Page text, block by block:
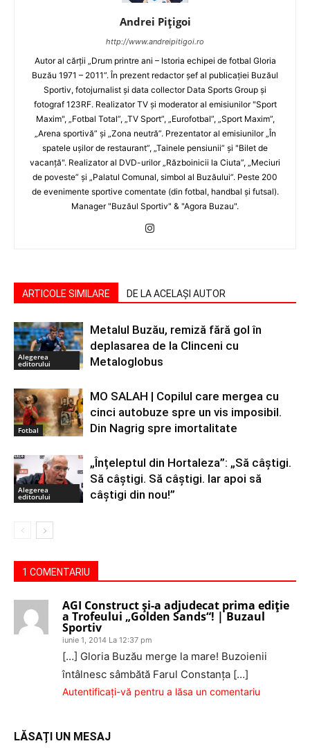
Andrei Pițigoi
http://www.andreipitigoi.ro
Autor al cărţii „Drum printre ani – Istoria echipei de fotbal Gloria
Buzău 1971 – 2011”. În prezent redactor şef al publicaţiei Buzăul
Sportiv, fotojurnalist şi data collector Data Sports Group şi
fotograf 123RF. Realizator TV şi moderator al emisiunilor "Sport
Maxim", „Fotbal Total”, „TV Sport”, „Eurofotbal”, „Sport Maxim”,
„Arena sportivă” şi „Zona neutră”. Prezentator al emisiunilor „În
spatele uşilor de restaurant”, „Tainele pensiunii” şi "Bilet de
vacanţă". Realizator al DVD-urilor „Războinicii la Ciuta”, „Meciuri
de poveste” şi „Palatul Comunal, simbol al Buzăului”. Peste 200
de evenimente sportive comentate (din fotbal, handbal şi futsal).
Manager "Buzăul Sportiv" & "Agora Buzau".
ARTICOLE SIMILARE DE LA ACELAȘI AUTOR
Alegerea
editorului
Metalul Buzău, remiză fără gol în
deplasarea de la Clinceni cu
Metaloglobus
Fotbal
MO SALAH | Copilul care mergea cu
cinci autobuze spre un vis imposibil.
Din Nagrig spre imortalitate
Alegerea
editorului
„Înțeleptul din Hortaleza”: „Să câștigi.
Să câștigi. Să câștigi. Iar apoi să
câștigi din nou!”
1 COMENTARIU
AGI Construct și-a adjudecat prima ediție
a Trofeului „Golden Sands“! | Buzaul
Sportiv
iunie 1, 2014 La 12:37 pm
[…] Gloria Buzău merge la mare! Buzoienii
întâlnesc sâmbătă Farul Constanța […]
Autentificați-vă pentru a lăsa un comentariu
LĂSAȚI UN MESAJ